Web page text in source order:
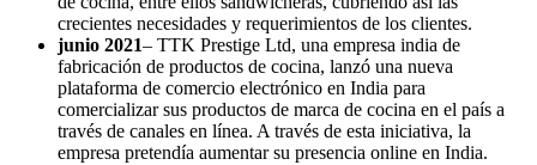
crecientes necesidades y requerimientos de los clientes.
junio 2021– TTK Prestige Ltd, una empresa india de
fabricación de productos de cocina, lanzó una nueva
plataforma de comercio electrónico en India para
comercializar sus productos de marca de cocina en el país a
través de canales en línea. A través de esta iniciativa, la
empresa pretendía aumentar su presencia online en India.